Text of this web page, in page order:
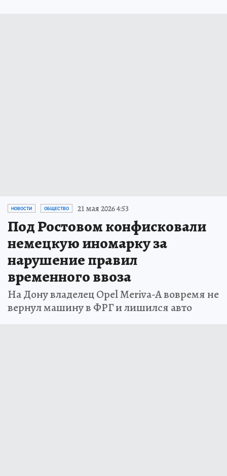
НОВОСТИ ОБЩЕСТВО 21 мая 2026 4:53
Под Ростовом конфисковали
немецкую иномарку за
нарушение правил
временного ввоза
На Дону владелец Opel Meriva-A вовремя не
вернул машину в ФРГ и лишился авто